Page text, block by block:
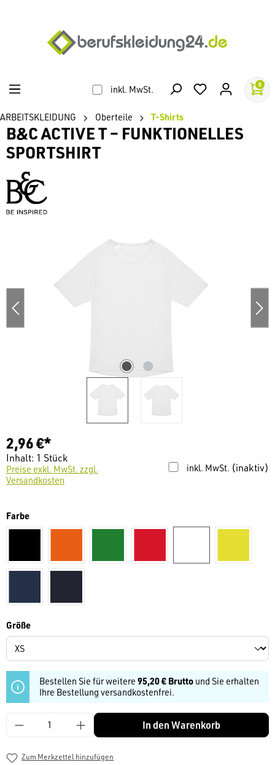
inkl. MwSt. 0
ARBEITSKLEIDUNG Oberteile T-Shirts
B&C ACTIVE T – FUNKTIONELLES
SPORTSHIRT
Bildergalerie überspringen
2,96 €*
Inhalt: 1 Stück
inkl. MwSt. (inaktiv)
Preise exkl. MwSt. zzgl.
Versandkosten
Farbeauswählen
Größeauswählen
Bestellen Sie für weitere 95,20 € Brutto und Sie erhalten
Ihre Bestellung versandkostenfrei.
Produkt Anzahl: Gib den gewünschten Wert
In den Warenkorb
Zum Merkzettel hinzufügen